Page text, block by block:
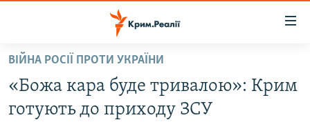
Перейти
основного
матеріалу
Перейти
ВІДЕО ТА ФОТО
ВІЙНА РОСІЇ ПРОТИ УКРАЇНИ
«Божа кара буде тривалою»: Крим
готують до приходу ЗСУ